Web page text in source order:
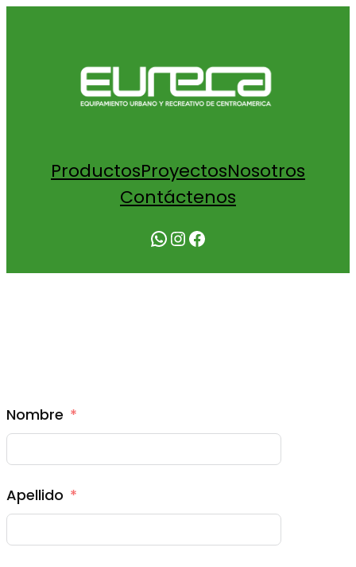
ProductosProyectosNosotros
Contáctenos
WhatsApp Instagram Facebook
Nombre
Apellido